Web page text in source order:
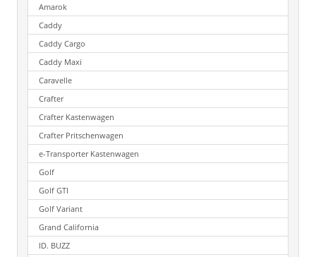
Amarok
Caddy
Caddy Cargo
Caddy Maxi
Caravelle
Crafter
Crafter Kastenwagen
Crafter Pritschenwagen
e-Transporter Kastenwagen
Golf
Golf GTI
Golf Variant
Grand California
ID. BUZZ